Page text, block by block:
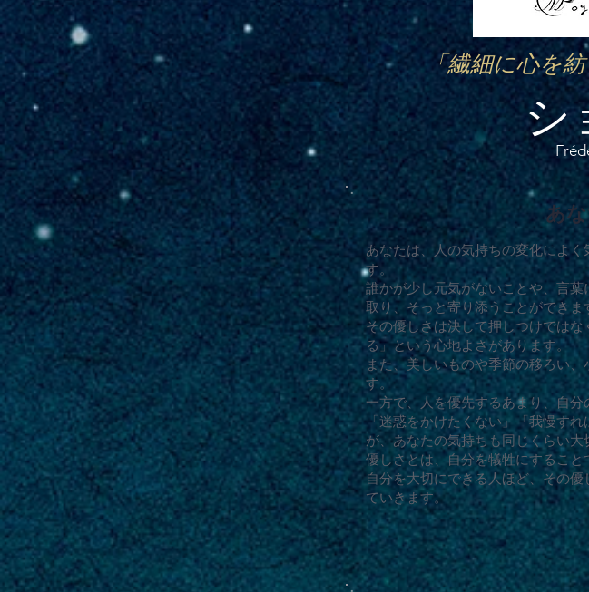
「繊細に心を
シ
あ
あなたは、人の気持ちの変化によ
す。
誰かが少し元気がないことや、言
取り、そっと寄り添うことができま
その優しさは決して押しつけでは
る」という心地よさがあります。
また、美しいものや季節の移ろい
す。
一方で、人を優先するあまり、自分
「迷惑をかけたくない」「我慢す
が、あなたの気持ちも同じくらい大
優しさとは、自分を犠牲にすること
自分を大切にできる人ほど、その
ていきます。